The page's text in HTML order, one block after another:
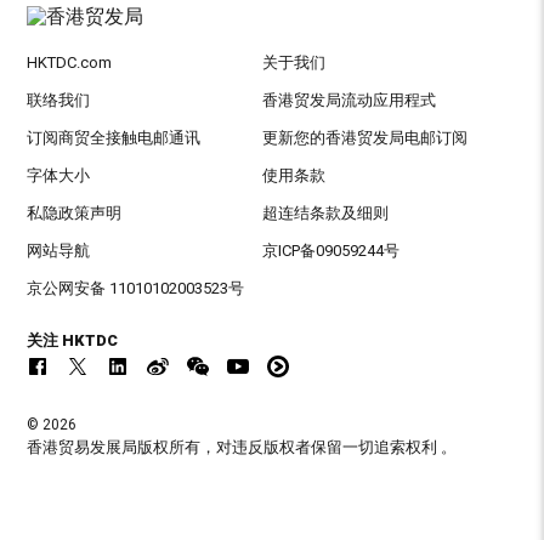
HKTDC.com 关于我们
联络我们 香港贸发局流动应用程式
订阅商贸全接触电邮通讯 更新您的香港贸发局电邮订阅
字体大小 使用条款
私隐政策声明 超连结条款及细则
网站导航 京ICP备09059244号
京公网安备 11010102003523号
关注 HKTDC
© 2026
香港贸易发展局版权所有，对违反版权者保留一切追索权利 。